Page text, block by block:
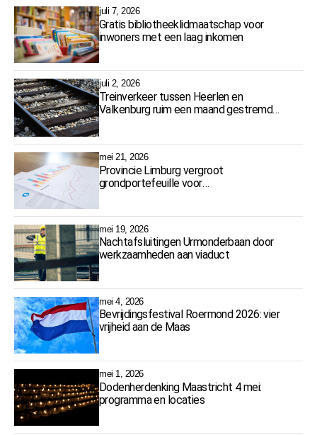
juli 7, 2026
Gratis bibliotheeklidmaatschap voor
inwoners met een laag inkomen
juli 2, 2026
Treinverkeer tussen Heerlen en
Valkenburg ruim een maand gestremd
mei 21, 2026
Provincie Limburg vergroot
grondportefeuille voor
mei 19, 2026
Nachtafsluitingen Urmonderbaan door
werkzaamheden aan viaduct
mei 4, 2026
Bevrijdingsfestival Roermond 2026: vier
vrijheid aan de Maas
mei 1, 2026
Dodenherdenking Maastricht 4 mei:
programma en locaties